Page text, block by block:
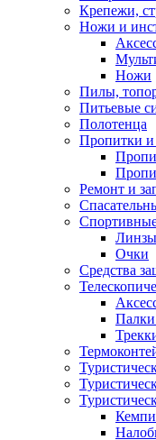
Крепежи,
Ножи и
Ножи
Пилы,
Питьевые
Полотенца
Пропитки и
Ремонт и
Линзы
Очки
Средства
Палки